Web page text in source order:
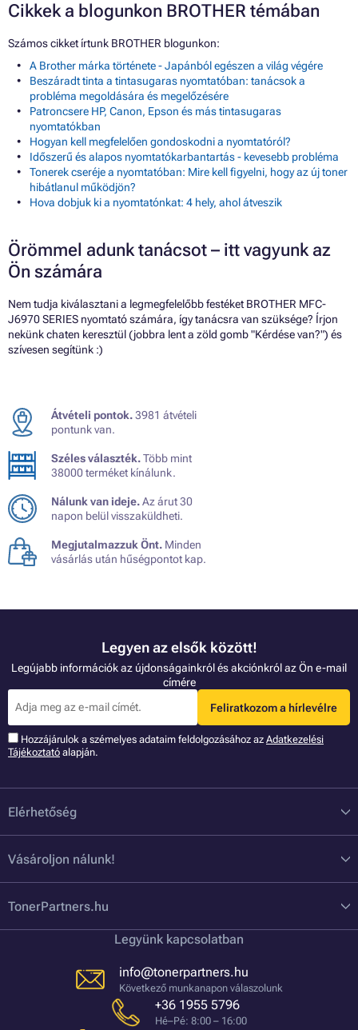
Cikkek a blogunkon BROTHER témában
Számos cikket írtunk BROTHER blogunkon:
A Brother márka története - Japánból egészen a világ végére
Beszáradt tinta a tintasugaras nyomtatóban: tanácsok a
probléma megoldására és megelőzésére
Patroncsere HP, Canon, Epson és más tintasugaras
nyomtatókban
Hogyan kell megfelelően gondoskodni a nyomtatóról?
Időszerű és alapos nyomtatókarbantartás - kevesebb probléma
Tonerek cseréje a nyomtatóban: Mire kell figyelni, hogy az új toner
hibátlanul működjön?
Hova dobjuk ki a nyomtatónkat: 4 hely, ahol átveszik
Örömmel adunk tanácsot – itt vagyunk az
Ön számára
Nem tudja kiválasztani a legmegfelelőbb festéket BROTHER MFC-
J6970 SERIES nyomtató számára, így tanácsra van szüksége? Írjon
nekünk chaten keresztül (jobbra lent a zöld gomb "Kérdése van?") és
szívesen segítünk :)
Átvételi pontok.3981 átvételi
pontunk van.
Széles választék.Több mint
38000 terméket kínálunk.
Nálunk van ideje.Az árut 30
napon belül visszaküldheti.
Megjutalmazzuk Önt. Minden
vásárlás után hűségpontot kap.
Legyen az elsők között!
Legújabb információk az újdonságainkról és akciónkról az Ön e-mail
címére
Feliratkozom a hírlevélre
Hozzájárulok a szémelyes adataim feldolgozásához az Adatkezelési
Tájékoztató alapján.
Elérhetőség
Vásároljon nálunk!
TonerPartners.hu
Legyünk kapcsolatban
info@tonerpartners.hu
Következő munkanapon válaszolunk
+36 1955 5796
Hé–Pé: 8:00 – 16:00